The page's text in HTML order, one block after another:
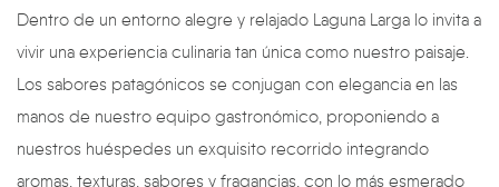
Dentro de un entorno alegre y relajado Laguna Larga lo invita a
vivir una experiencia culinaria tan única como nuestro paisaje.
Los sabores patagónicos se conjugan con elegancia en las
manos de nuestro equipo gastronómico, proponiendo a
nuestros huéspedes un exquisito recorrido integrando
aromas, texturas, sabores y fragancias, con lo más esmerado